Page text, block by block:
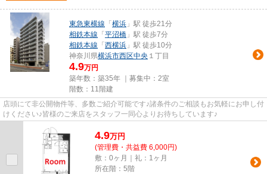
東急東横線 「 横浜 」駅 徒歩21分
相鉄本線 「 平沼橋 」駅 徒歩7分
相鉄本線 「 西横浜 」駅 徒歩10分
神奈川県横浜市西区中央 １丁目
4.9万円
築年数：築35年 ｜募集中： 2室
階数：11階建
店頭にて非公開物件等、多数ご紹介可能です♪諸条件のご相談もお気軽にお申し付
けください♪皆様のご来店をスタッフ一同心よりお待ちしています♪
4.9万円
(管理費・共益費 6,000円)
敷：0ヶ月｜礼：1ヶ月
所在階：5階